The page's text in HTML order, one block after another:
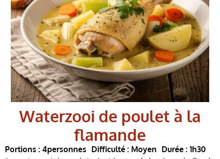
Waterzooi de poulet à la
flamande
Portions : 4personnes Difficulté : Moyen Durée : 1h30